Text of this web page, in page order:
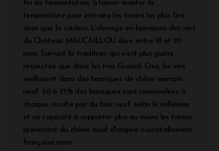
fin de fermentation, à laisser monter la
température pour extraire les tanins les plus fins
ainsi que la couleur. L’élevage en barriques des vins
du Château MAUCAILLOU dure entre 18 et 20
mois. Suivant la tradition, qui n’est plus guère
respectée que dans les très Grands Crus, les vins
vieillissent dans des barriques de chêne merrain
neuf. 50 à 75% des barriques sont renouvelées à
chaque récolte par du bois neuf, selon le millésime
et sa capacité à supporter plus ou moins les tanins
provenant du chêne neuf d'origine essentiellement
française.nnnn